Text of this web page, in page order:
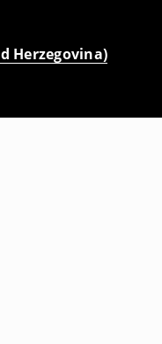
Herzegovina)